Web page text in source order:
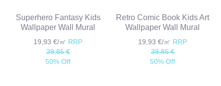
Superhero Fantasy Kids
Wallpaper Wall Mural
19,93 €/㎡ RRP
39,85 €
50% Off
Retro Comic Book Kids Art
Wallpaper Wall Mural
19,93 €/㎡ RRP
39,85 €
50% Off